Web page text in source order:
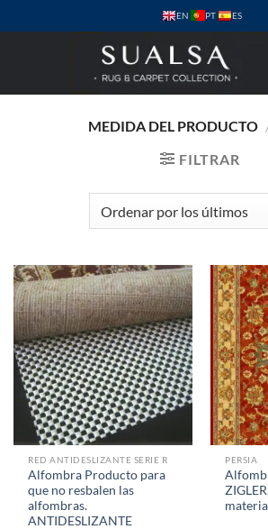
al
EN PT ES
MEDIDA DEL PRODUCTO
FILTRAR
RED ANTIDESLIZANTE SERIE R
Alfombra Producto para
que no resbalen las
alfombras.
ANTIDESLIZANTE
PERSIA